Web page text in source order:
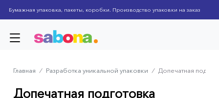
content
Бумажная упаковка, пакеты, коробки. Производство упаковки на заказ
Главная ⁄ Разработка уникальной упаковки ⁄ Допечатная
Допечатная подготовка